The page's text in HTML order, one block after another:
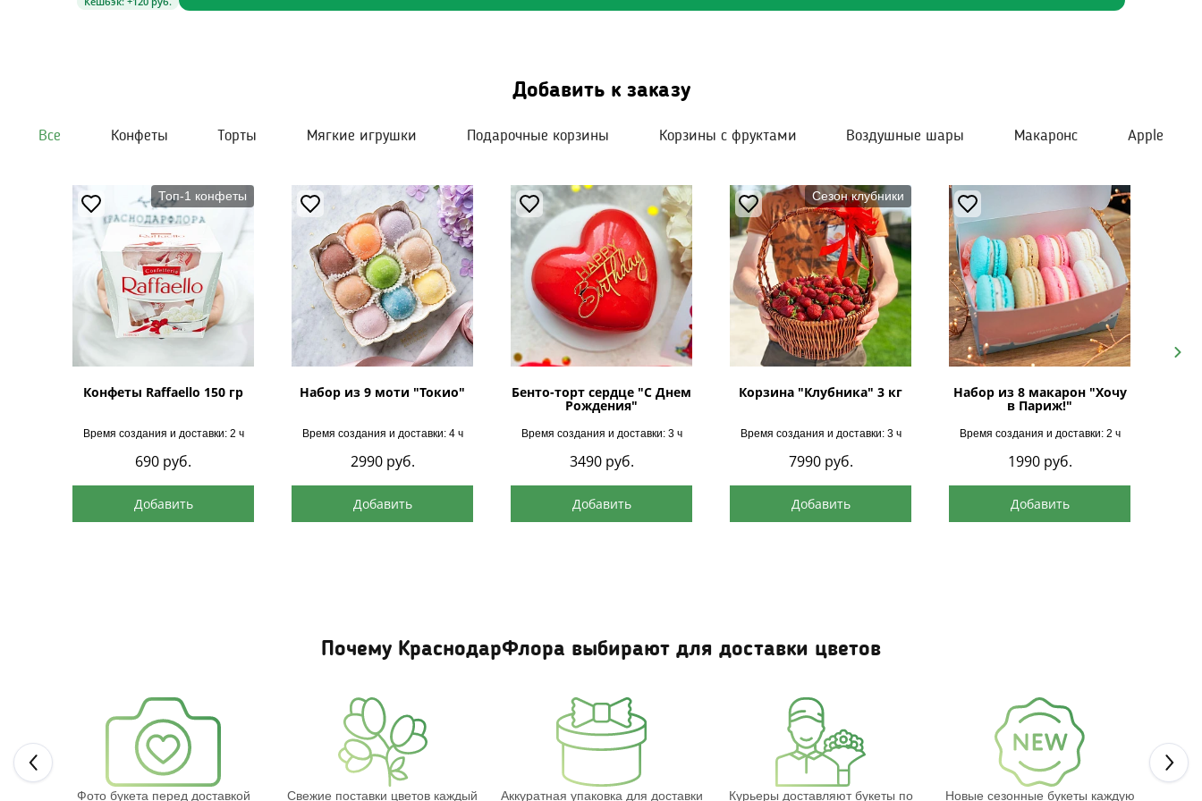
Добавить к заказу
Все Конфеты Торты Мягкие игрушки Подарочные корзины Корзины с фруктами Воздушные шары Макаронс Apple
Топ-1 конфеты
Конфеты Raffaello 150 гр
Время создания и доставки: 2 ч
690 руб.
Добавить
Набор из 9 моти "Токио"
Время создания и доставки: 4 ч
2990 руб.
Добавить
Бенто-торт сердце "С Днем
Рождения"
Время создания и доставки: 3 ч
3490 руб.
Добавить
Сезон клубники
Корзина "Клубника" 3 кг
Время создания и доставки: 3 ч
7990 руб.
Добавить
Набор из 8 макарон "Хочу
в Париж!"
Время создания и доставки: 2 ч
1990 руб.
Добавить
Next
Почему КраснодарФлора выбирают для доставки цветов
Фото букета перед доставкой Свежие поставки цветов каждый Аккуратная упаковка для доставки Курьеры доставляют букеты по Новые сезонные букеты каждую
Next